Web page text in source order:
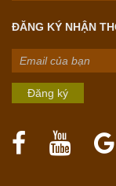
ĐĂNG KÝ NHẬN
Đăng ký